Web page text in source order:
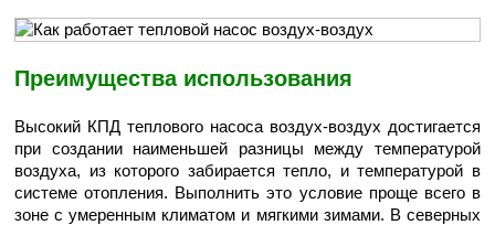
Преимущества использования
Высокий КПД теплового насоса воздух-воздух достигается
при создании наименьшей разницы между температурой
воздуха, из которого забирается тепло, и температурой в
системе отопления. Выполнить это условие проще всего в
зоне с умеренным климатом и мягкими зимами. В северных